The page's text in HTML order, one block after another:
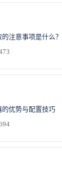
注意事项是什么？
优势与配置技巧